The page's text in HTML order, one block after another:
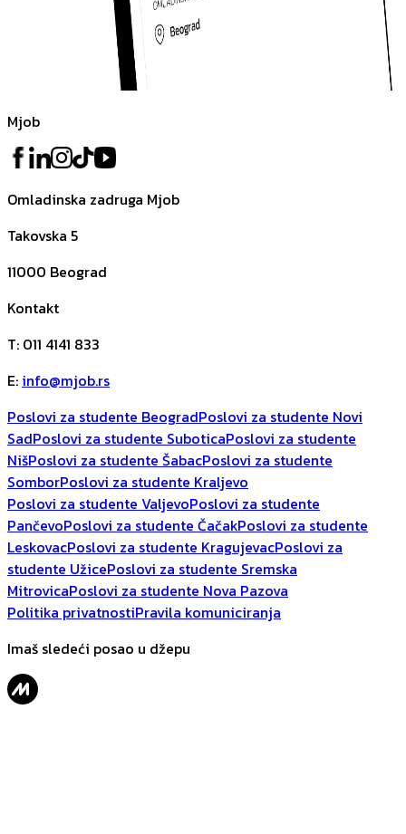
Mjob
Omladinska zadruga Mjob
Takovska 5
11000 Beograd
Kontakt
T: 011 4141 833
E: info@mjob.rs
Poslovi za studente BeogradPoslovi za studente Novi
SadPoslovi za studente SuboticaPoslovi za studente
NišPoslovi za studente ŠabacPoslovi za studente
SomborPoslovi za studente Kraljevo
Poslovi za studente ValjevoPoslovi za studente
PančevoPoslovi za studente ČačakPoslovi za studente
LeskovacPoslovi za studente KragujevacPoslovi za
studente UžicePoslovi za studente Sremska
MitrovicaPoslovi za studente Nova Pazova
Politika privatnostiPravila komuniciranja
Imaš sledeći posao u džepu